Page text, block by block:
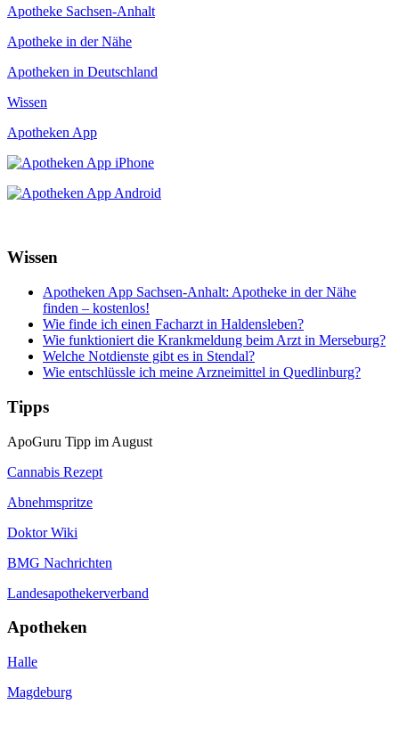
Apotheke Sachsen-Anhalt
Apotheke in der Nähe
Apotheken in Deutschland
Wissen
Apotheken App
Wissen
Apotheken App Sachsen-Anhalt: Apotheke in der Nähe
finden – kostenlos!
Wie finde ich einen Facharzt in Haldensleben?
Wie funktioniert die Krankmeldung beim Arzt in Merseburg?
Welche Notdienste gibt es in Stendal?
Wie entschlüssle ich meine Arzneimittel in Quedlinburg?
Tipps
ApoGuru Tipp im August
Cannabis Rezept
Abnehmspritze
Doktor Wiki
BMG Nachrichten
Landesapothekerverband
Apotheken
Halle
Magdeburg